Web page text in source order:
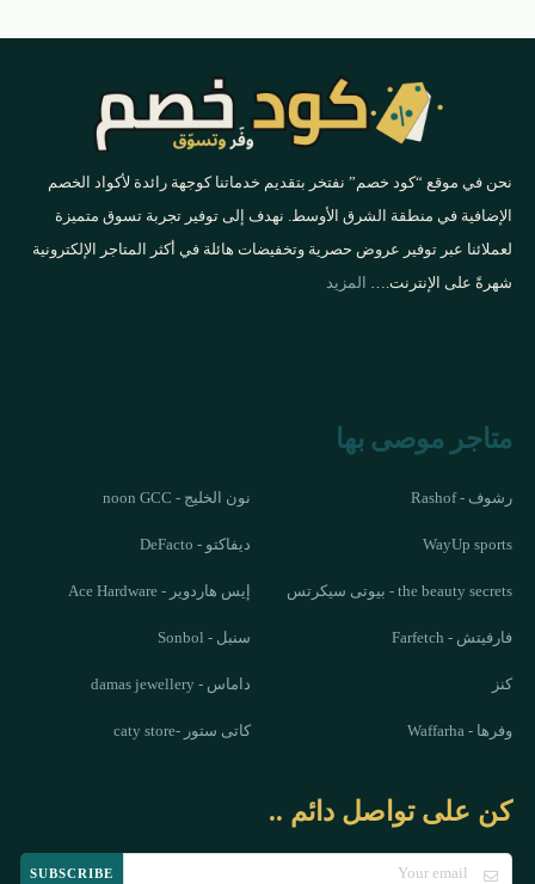
نحن في موقع “كود خصم” نفتخر بتقديم خدماتنا كوجهة رائدة لأكواد الخصم
الإضافية في منطقة الشرق الأوسط. نهدف إلى توفير تجربة تسوق متميزة
لعملائنا عبر توفير عروض حصرية وتخفيضات هائلة في أكثر المتاجر الإلكترونية
شهرةً على الإنترنت.…
المزيد
متاجر موصى بها
رشوف - Rashof نون الخليج - noon GCC
WayUp sports ديفاكتو - DeFacto
the beauty secrets - بيوتى سيكرتس إيس هاردوير - Ace Hardware
فارفيتش - Farfetch سنبل - Sonbol
كنز داماس - damas jewellery
وفرها - Waffarha كاتى ستور -caty store
كن على تواصل دائم ..
SUBSCRIBE